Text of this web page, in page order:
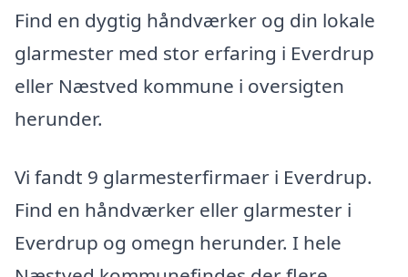
Find en dygtig håndværker og din lokale
glarmester med stor erfaring i Everdrup
eller Næstved kommune i oversigten
herunder.
Vi fandt 9 glarmesterfirmaer i Everdrup.
Find en håndværker eller glarmester i
Everdrup og omegn herunder. I hele